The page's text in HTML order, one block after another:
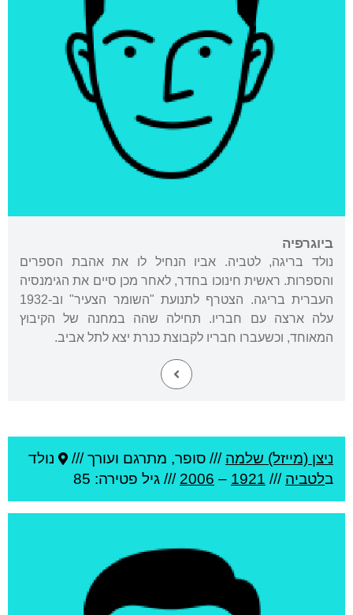
ביוגרפיה
נולד בריגה, לטביה. אביו הנחיל לו את אהבת הספרים
והספרות. ראשית חינוכו בחדר, לאחר מכן סיים את הגימנסיה
העברית בריגה. הצטרף לתנועת "השומר הצעיר" וב-1932
עלה ארצה עם חבריו. תחילה שהה במחנה של הקיבוץ
המאוחד, וכשעברו חבריו לקבוצת כנרת יצא לתל אביב.
ניצן (מייזל) שלמה /// סופר, מתרגם ועורך ///
נולד
בלטביה ///
1921
–
2006 /// גיל פטירה: 85